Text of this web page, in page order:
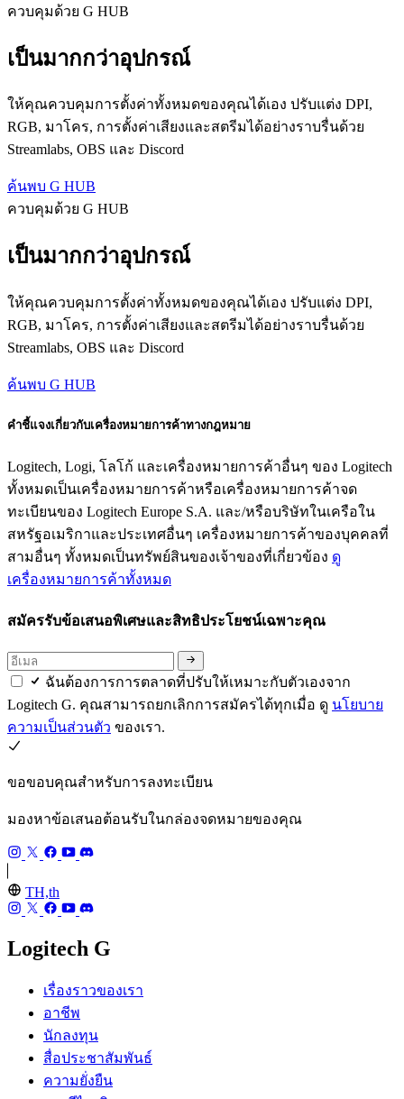
ควบคุมด้วย G HUB
เป็นมากกว่าอุปกรณ์
ให้คุณควบคุมการตั้งค่าทั้งหมดของคุณได้เอง ปรับแต่ง DPI,
RGB, มาโคร, การตั้งค่าเสียงและสตรีมได้อย่างราบรื่นด้วย
Streamlabs, OBS และ Discord
ค้นพบ G HUB
ควบคุมด้วย G HUB
เป็นมากกว่าอุปกรณ์
ให้คุณควบคุมการตั้งค่าทั้งหมดของคุณได้เอง ปรับแต่ง DPI,
RGB, มาโคร, การตั้งค่าเสียงและสตรีมได้อย่างราบรื่นด้วย
Streamlabs, OBS และ Discord
ค้นพบ G HUB
คำชี้แจงเกี่ยวกับเครื่องหมายการค้าทางกฎหมาย
Logitech, Logi, โลโก้ และเครื่องหมายการค้าอื่นๆ ของ Logitech
ทั้งหมดเป็นเครื่องหมายการค้าหรือเครื่องหมายการค้าจด
ทะเบียนของ Logitech Europe S.A. และ/หรือบริษัทในเครือใน
สหรัฐอเมริกาและประเทศอื่นๆ เครื่องหมายการค้าของบุคคลที่
สามอื่นๆ ทั้งหมดเป็นทรัพย์สินของเจ้าของที่เกี่ยวข้อง ดู
เครื่องหมายการค้าทั้งหมด
สมัครรับข้อเสนอพิเศษและสิทธิประโยชน์เฉพาะคุณ
ฉันต้องการการตลาดที่ปรับให้เหมาะกับตัวเองจาก
Logitech G. คุณสามารถยกเลิกการสมัครได้ทุกเมื่อ ดู นโยบาย
ความเป็นส่วนตัว ของเรา.
ขอขอบคุณสำหรับการลงทะเบียน
มองหาข้อเสนอต้อนรับในกล่องจดหมายของคุณ
TH,th
Logitech G
เรื่องราวของเรา
อาชีพ
นักลงทุน
สื่อประชาสัมพันธ์
ความยั่งยืน